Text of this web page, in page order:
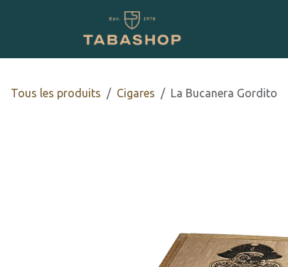
Tous les produits ​​​Cigares La Bucanera Gordito